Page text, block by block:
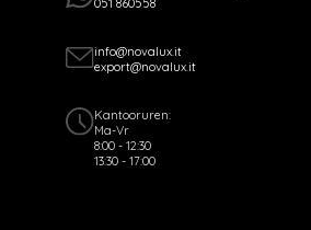
info@novalux.it
export@novalux.it
Kantooruren:
Ma-Vr
8:00 - 12:30
13:30 - 17:00